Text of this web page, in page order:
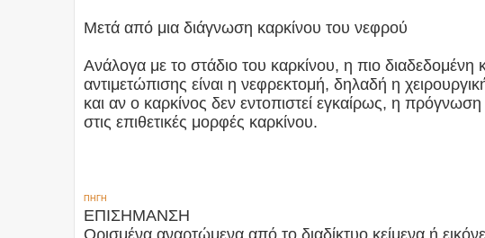
Μετά από μια διάγνωση καρκίνου του νεφρού
Ανάλογα με το στάδιο του καρκίνου, η πιο διαδεδομένη
αντιμετώπισης είναι η νεφρεκτομή, δηλαδή η
και αν ο καρκίνος δεν εντοπιστεί εγκαίρως, η πρόγνωση
στις επιθετικές μορφές καρκίνου.
ΠΗΓΗ
ΕΠΙΣΗΜΑΝΣΗ
Ορισμένα αναρτώμενα από το διαδίκτυο κείμενα ή